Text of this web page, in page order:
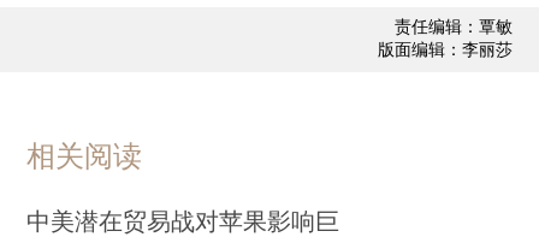
责任编辑：覃敏
版面编辑：李丽莎
相关阅读
中美潜在贸易战对苹果影响巨